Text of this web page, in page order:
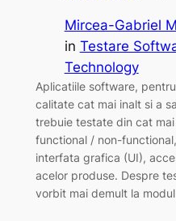
Mircea-Gabriel
in Testare
Technology
Aplicatiile software,
calitate cat mai inalt si a
trebuie testate din cat
functional / non-
interfata grafica (UI),
acelor produse. Despre
vorbit mai demult la